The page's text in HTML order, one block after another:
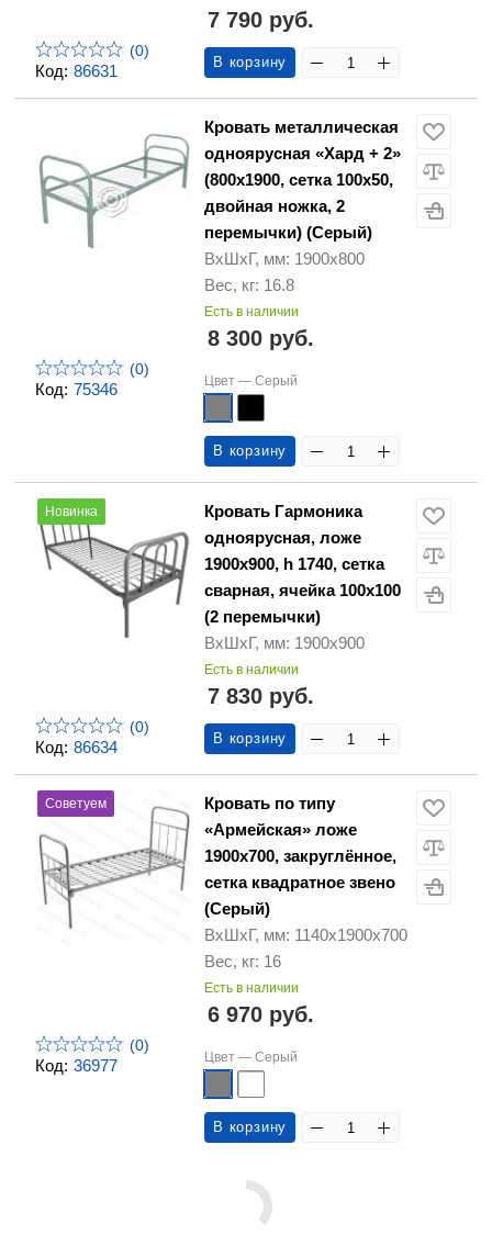
Код: 86631
(0)
7 790 руб.
В корзину
Код: 75346
(0)
Кровать металлическая
одноярусная «Хард + 2»
(800х1900, сетка 100х50,
двойная ножка, 2
перемычки) (Серый)
ВхШхГ, мм: 1900х800
Вес, кг: 16.8
Есть в наличии
8 300 руб.
Цвет — Серый
В корзину
Код: 86634
Новинка
(0)
Кровать Гармоника
одноярусная, ложе
1900х900, h 1740, сетка
сварная, ячейка 100х100
(2 перемычки)
ВхШхГ, мм: 1900х900
Есть в наличии
7 830 руб.
В корзину
Код: 36977
Советуем
(0)
Кровать по типу
«Армейская» ложе
1900х700, закруглённое,
сетка квадратное звено
(Серый)
ВхШхГ, мм: 1140х1900х700
Вес, кг: 16
Есть в наличии
6 970 руб.
Цвет — Серый
В корзину